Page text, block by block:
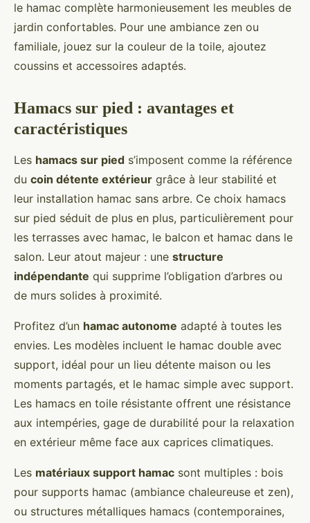
le hamac complète harmonieusement les meubles de
jardin confortables. Pour une ambiance zen ou
familiale, jouez sur la couleur de la toile, ajoutez
coussins et accessoires adaptés.
Hamacs sur pied : avantages et
caractéristiques
Les hamacs sur pied s’imposent comme la référence
du coin détente extérieur grâce à leur stabilité et
leur installation hamac sans arbre. Ce choix hamacs
sur pied séduit de plus en plus, particulièrement pour
les terrasses avec hamac, le balcon et hamac dans le
salon. Leur atout majeur : une structure
indépendante qui supprime l’obligation d’arbres ou
de murs solides à proximité.
Profitez d’un hamac autonome adapté à toutes les
envies. Les modèles incluent le hamac double avec
support, idéal pour un lieu détente maison ou les
moments partagés, et le hamac simple avec support.
Les hamacs en toile résistante offrent une résistance
aux intempéries, gage de durabilité pour la relaxation
en extérieur même face aux caprices climatiques.
Les matériaux support hamac sont multiples : bois
pour supports hamac (ambiance chaleureuse et zen),
ou structures métalliques hamacs (contemporaines,